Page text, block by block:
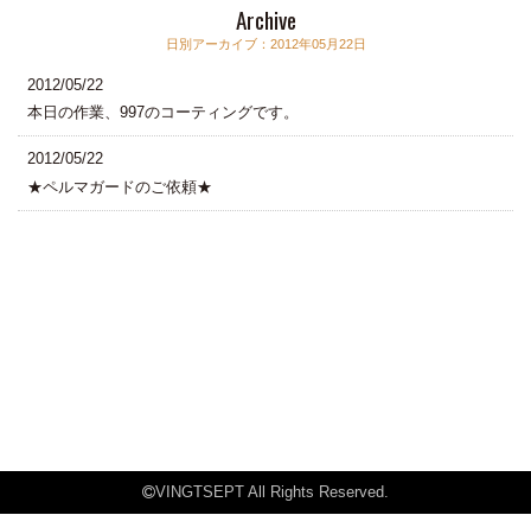
Archive
日別アーカイブ：2012年05月22日
2012/05/22
本日の作業、997のコーティングです。
2012/05/22
★ペルマガードのご依頼★
VINGTSEPT All Rights Reserved.